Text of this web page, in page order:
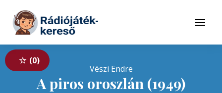
Tovább a tartalomhoz
Menü
0
Vészi Endre
A piros oroszlán (1949)